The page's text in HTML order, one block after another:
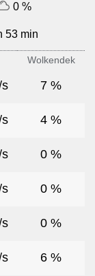
0 %
53 min
Wolkendek
7 %
4 %
0 %
0 %
0 %
6 %